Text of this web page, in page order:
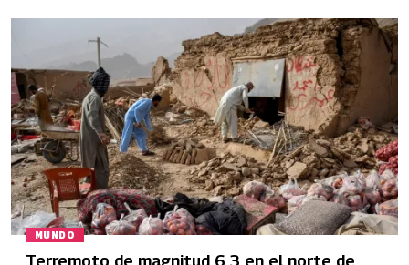
MUNDO
Terremoto de magnitud 6,3 en el norte de